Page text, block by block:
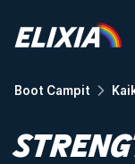
Boot Campit